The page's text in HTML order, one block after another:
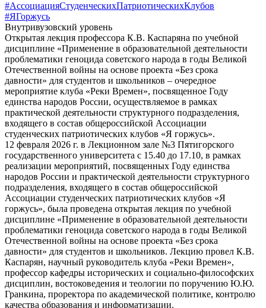
#АссоциацияСтуденческихПатриотическихКлубов
#ЯГоржусь
Внутривузовский уровень
Открытая лекция профессора К.В. Каспаряна по учебной
дисциплине «Применение в образовательной деятельности
проблематики геноцида советского народа в годы Великой
Отечественной войны на основе проекта «Без срока
давности» для студентов и школьников – очередное
мероприятие клуба «Реки Времен», посвященное Году
единства народов России, осуществляемое в рамках
практической деятельности структурного подразделения,
входящего в состав общероссийской Ассоциации
студенческих патриотических клубов «Я горжусь».
12 февраля 2026 г. в Лекционном зале №3 Пятигорского
государственного университета с 15.40 до 17.10, в рамках
реализации мероприятий, посвященных Году единства
народов России и практической деятельности структурного
подразделения, входящего в состав общероссийской
Ассоциации студенческих патриотических клубов «Я
горжусь», была проведена открытая лекция по учебной
дисциплине «Применение в образовательной деятельности
проблематики геноцида советского народа в годы Великой
Отечественной войны на основе проекта «Без срока
давности» для студентов и школьников. Лекцию провел К.В.
Каспарян, научный руководитель клуба «Реки Времен»,
профессор кафедры исторических и социально-философских
дисциплин, востоковедения и теологии по поручению Ю.Ю.
Гранкина, проректора по академической политике, контролю
качества образования и информатизации.